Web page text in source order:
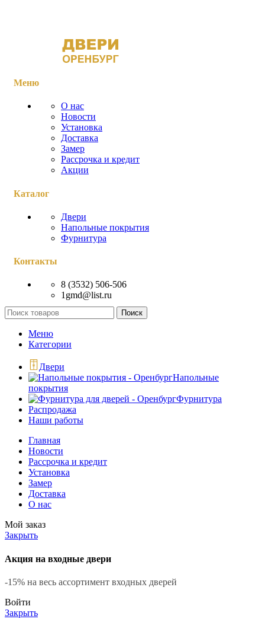
Меню
О нас
Новости
Установка
Доставка
Замер
Рассрочка и кредит
Акции
Каталог
Двери
Напольные покрытия
Фурнитура
Контакты
8 (3532) 506-506
1gmd@list.ru
Поиск
Меню
Категории
Двери
Напольные
покрытия
Фурнитура
Распродажа
Наши работы
Главная
Новости
Рассрочка и кредит
Установка
Замер
Доставка
О нас
Мой заказ
Закрыть
Акция на входные двери
-15% на весь ассортимент входных дверей
Войти
Закрыть